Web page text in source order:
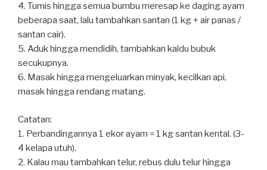
4. Tumis hingga semua bumbu meresap ke daging ayam
beberapa saat, lalu tambahkan santan (1 kg + air panas /
santan cair).
5. Aduk hingga mendidih, tambahkan kaldu bubuk
secukupnya.
6. Masak hingga mengeluarkan minyak, kecilkan api,
masak hingga rendang matang.
Catatan:
1. Perbandingannya 1 ekor ayam = 1 kg santan kental. (3-
4 kelapa utuh).
2. Kalau mau tambahkan telur, rebus dulu telur hingga